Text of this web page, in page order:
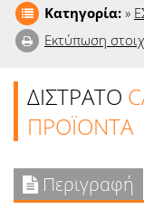
Κατηγορία: »
Εκτύπωση
ΔΙΣΤΡΑΤΟ
ΠΡΟΪΟΝΤΑ
Περιγραφή